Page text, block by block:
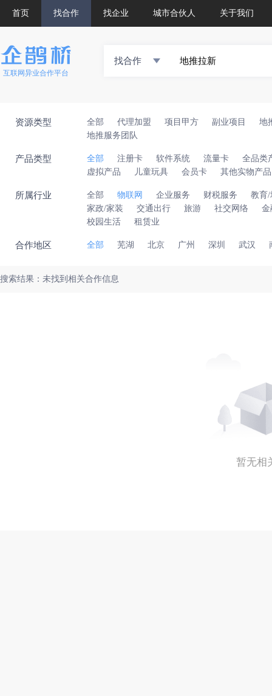
首页 找合作 找企业 城市合伙人 关于我们
互联网异业合作平台
找合作
资源类型 全部 代理加盟 项目甲方 副业项目
地
地推服务团队
产品类型 全部 注册卡 软件系统 流量卡
全品类
虚拟产品
儿童玩具 会员卡 其他实物产品
所属行业 全部 物联网 企业服务 财税服务
教育/
家政/家装
交通出行 旅游 社交网络
金
校园生活
租赁业
合作地区 全部 芜湖 北京 广州 深圳 武汉
搜索结果：未找到相关合作信息
暂无相